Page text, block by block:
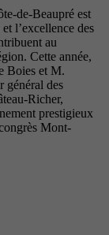
de-Beaupré est
l’excellence des
au
Cette année,
Boies et M.
général des
Richer,
prestigieux
Mont-